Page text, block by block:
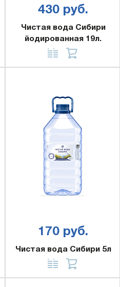
430 руб.
Чистая вода Сибири
йодированная 19л.
170 руб.
Чистая вода Сибири 5л